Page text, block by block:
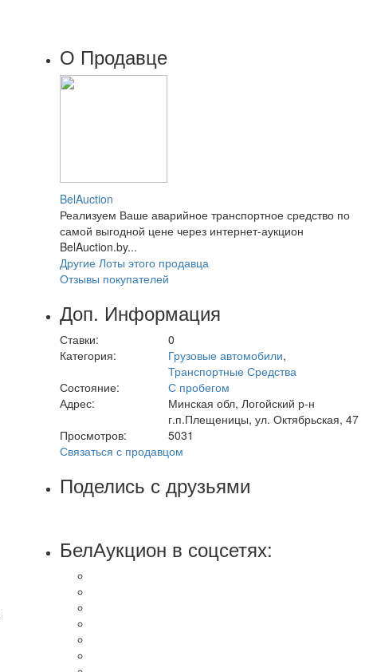
О Продавце
BelAuction
Реализуем Ваше аварийное транспортное средство по
самой выгодной цене через интернет-аукцион
BelAuction.by...
Другие Лоты этого продавца
Отзывы покупателей
Доп. Информация
Ставки:
0
Категория:
Грузовые автомобили,
Транспортные Средства
Состояние:
С пробегом
Адрес:
Минская обл, Логойский р-н
г.п.Плещеницы, ул. Октябрьская, 47
Просмотров:
5031
Связаться с продавцом
Поделись с друзьями
БелАукцион в соцсетях: